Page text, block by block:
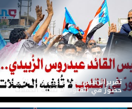
تقريرالرئيس القائد عيدروس الزُبيدي...
حضورٌ في القلوب لا تُلغيه الحملات